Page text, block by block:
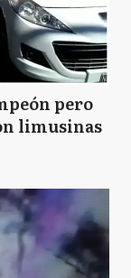
pero
limusinas